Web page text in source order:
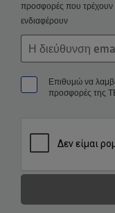
προσφορές που τρέχουν
ενδιαφέρουν
Επιθυμώ να
προσφορές της